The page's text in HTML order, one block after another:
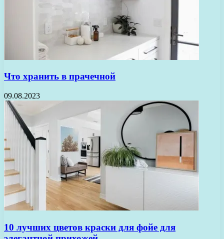
Что хранить в прачечной
09.08.2023
10 лучших цветов краски для фойе для